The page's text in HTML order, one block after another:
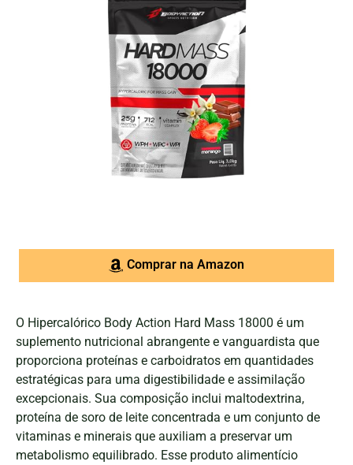
Comprar na Amazon
O Hipercalórico Body Action Hard Mass 18000 é um
suplemento nutricional abrangente e vanguardista que
proporciona proteínas e carboidratos em quantidades
estratégicas para uma digestibilidade e assimilação
excepcionais. Sua composição inclui maltodextrina,
proteína de soro de leite concentrada e um conjunto de
vitaminas e minerais que auxiliam a preservar um
metabolismo equilibrado. Esse produto alimentício